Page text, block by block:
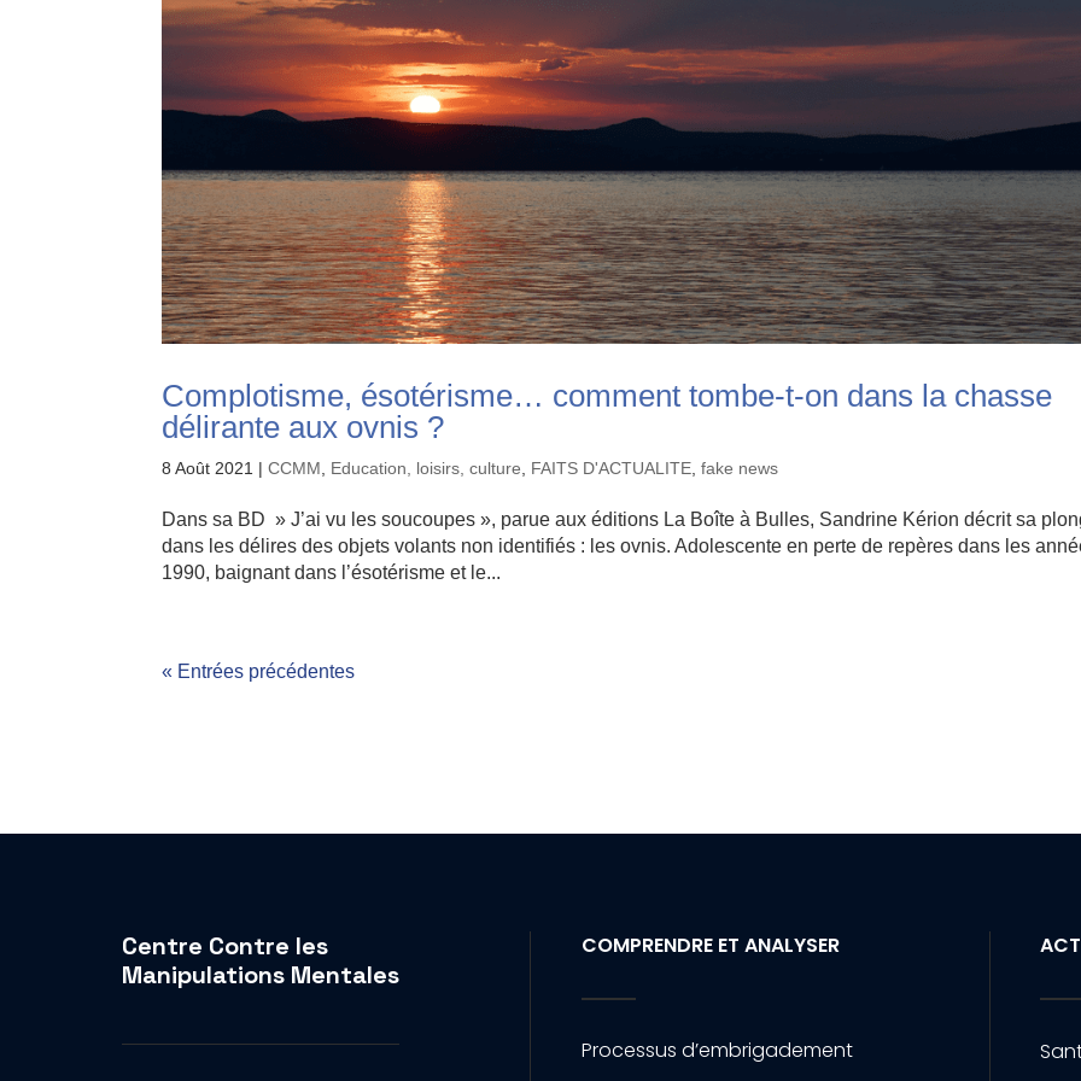
Complotisme, ésotérisme… comment tombe-t-on dans la chasse
délirante aux ovnis ?
8 Août 2021 |CCMM Education, loisirs, culture FAITS D'ACTUALITE ,fake news
Dans sa BD » J’ai vu les soucoupes », parue aux éditions La Boîte à Bulles, Sandrine Kérion décrit sa
dans les délires des objets volants non identifiés : les ovnis. Adolescente en perte de repères dans les
1990, baignant dans l’ésotérisme et le...
« Entrées précédentes
Centre Contre les
Manipulations Mentales
COMPRENDRE ET ANALYSER
Processus d’embrigadement